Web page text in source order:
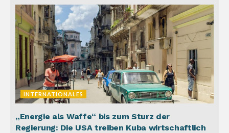
INTERNATIONALES
„Energie als Waffe“ bis zum Sturz der
Regierung: Die USA treiben Kuba wirtschaftlich